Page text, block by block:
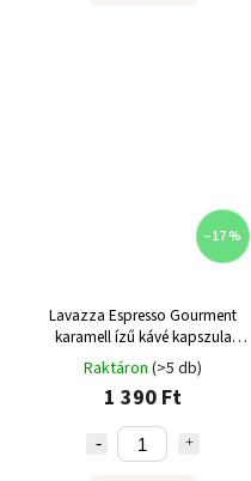
–17 %
Lavazza Espresso Gourment
karamell ízű kávé kapszula
Nespresso-hoz 10 db
Raktáron (>5 db)
1 390 Ft